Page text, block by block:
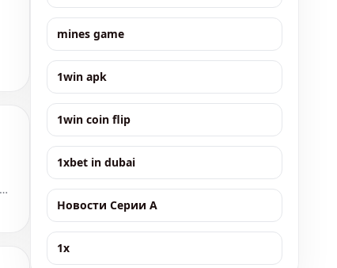
mines game
1win apk
1win coin flip
1xbet in dubai
Новости Серии А
1x